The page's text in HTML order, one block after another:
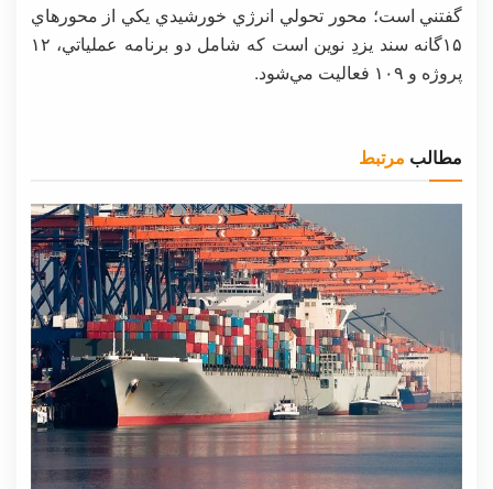
گفتني است؛ محور تحولي انرژي خورشيدي يكي از محورهاي
۱۵گانه سند يزدِ نوين است كه شامل دو برنامه عملياتي، ۱۲
پروژه و ۱۰۹ فعاليت مي‌شود.
مطالب مرتبط